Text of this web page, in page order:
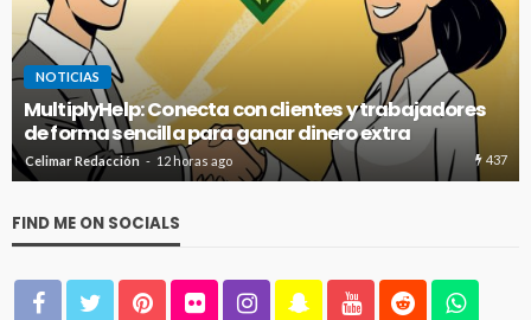
INMIGRACIÓN NOTICIAS
Aumentan las aprobaciones de residencia para
cubanos bajo la Ley de Ajuste
Redacción Celimar 1 día ago
FIND ME ON SOCIALS